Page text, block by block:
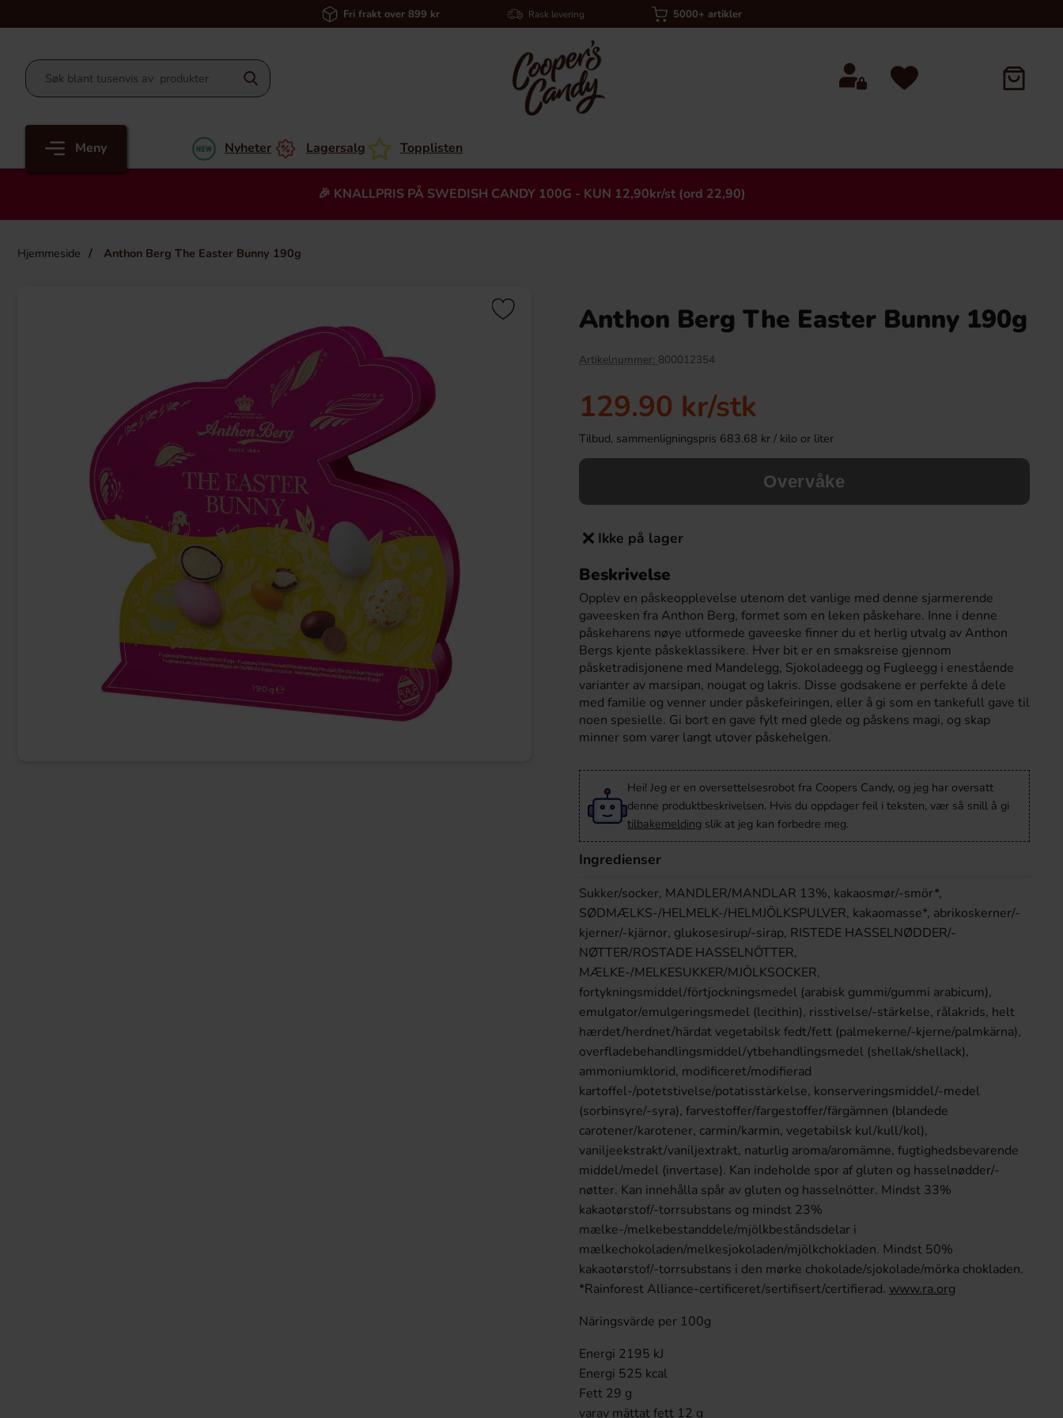
Fri frakt over 899 kr Rask levering 5000+ artikler
Meny Nyheter Lagersalg Topplisten
🎉 KNALLPRIS PÅ SWEDISH CANDY 100G - KUN 12,90kr/st (ord 22,90)
Hjemmeside Anthon Berg The Easter Bunny 190g
Heading
Red Bull Green Drakfrukt 25cl
38.90 kr
-43%
Tabby Chicken Wings Chocolate 50g
34.90 kr 19.90 kr
Köp
Kinder Joy Super Mario 20g
28.90 kr
Ny!
& Knäckemacka 150g
36.90 kr
Köp
Korv med
Anthon Berg The Easter Bunny 190g
Artikelnummer: 800012354
129.90 kr/stk
Tilbud, sammenligningspris 683.68 kr / kilo or liter
Overvåke
Ikke på lager
Beskrivelse
Opplev en påskeopplevelse utenom det vanlige med denne sjarmerende
gaveesken fra Anthon Berg, formet som en leken påskehare. Inne i denne
påskeharens nøye utformede gaveeske finner du et herlig utvalg av Anthon
Bergs kjente påskeklassikere. Hver bit er en smaksreise gjennom
påsketradisjonene med Mandelegg, Sjokoladeegg og Fugleegg i enestående
varianter av marsipan, nougat og lakris. Disse godsakene er perfekte å dele
med familie og venner under påskefeiringen, eller å gi som en tankefull gave til
noen spesielle. Gi bort en gave fylt med glede og påskens magi, og skap
minner som varer langt utover påskehelgen.
Hei! Jeg er en oversettelsesrobot fra Coopers Candy, og jeg har oversatt
denne produktbeskrivelsen. Hvis du oppdager feil i teksten, vær så snill å gi
tilbakemelding slik at jeg kan forbedre meg.
Ingredienser
Sukker/socker, MANDLER/MANDLAR 13%, kakaosmør/-smör*,
SØDMÆLKS-/HELMELK-/HELMJÖLKSPULVER, kakaomasse*, abrikoskerner/-
kjerner/-kjärnor, glukosesirup/-sirap, RISTEDE HASSELNØDDER/-
NØTTER/ROSTADE HASSELNÖTTER,
MÆLKE-/MELKESUKKER/MJÖLKSOCKER,
fortykningsmiddel/förtjockningsmedel (arabisk gummi/gummi arabicum),
emulgator/emulgeringsmedel (lecithin), risstivelse/-stärkelse, rålakrids, helt
hærdet/herdnet/härdat vegetabilsk fedt/fett (palmekerne/-kjerne/palmkärna),
overfladebehandlingsmiddel/ytbehandlingsmedel (shellak/shellack),
ammoniumklorid, modificeret/modifierad
kartoffel-/potetstivelse/potatisstärkelse, konserveringsmiddel/-medel
(sorbinsyre/-syra), farvestoffer/fargestoffer/färgämnen (blandede
carotener/karotener, carmin/karmin, vegetabilsk kul/kull/kol),
vaniljeekstrakt/vaniljextrakt, naturlig aroma/aromämne, fugtighedsbevarende
middel/medel (invertase). Kan indeholde spor af gluten og hasselnødder/-
nøtter. Kan innehålla spår av gluten og hasselnötter. Mindst 33%
kakaotørstof/-torrsubstans og mindst 23%
mælke-/melkebestanddele/mjölkbeståndsdelar i
mælkechokoladen/melkesjokoladen/mjölkchokladen. Mindst 50%
kakaotørstof/-torrsubstans i den mørke chokolade/sjokolade/mörka chokladen.
*Rainforest Alliance-certificeret/sertifisert/certifierad. www.ra.org
Näringsvärde per 100g
Energi 2195 kJ
Energi 525 kcal
Fett 29 g
varav mättat fett 12 g